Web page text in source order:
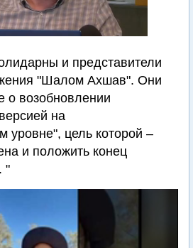
и представители
"Шалом Ахшав". Они
о возобновлении
на
уровне", цель которой –
и положить конец
"